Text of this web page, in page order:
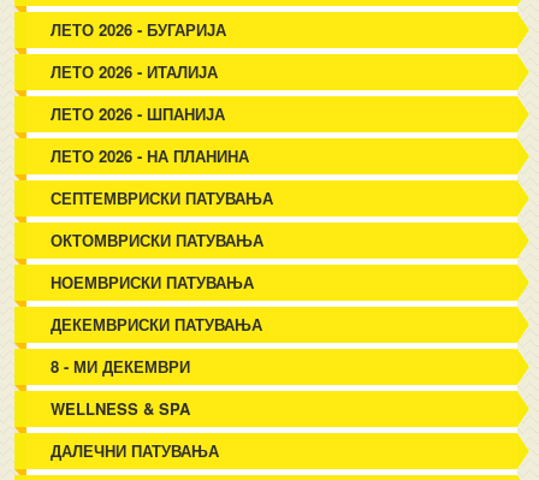
ЛЕТО 2026 - БУГАРИЈА
ЛЕТО 2026 - ИТАЛИЈА
ЛЕТО 2026 - ШПАНИЈА
ЛЕТО 2026 - НА ПЛАНИНА
СЕПТЕМВРИСКИ ПАТУВАЊА
ОКТОМВРИСКИ ПАТУВАЊА
НОЕМВРИСКИ ПАТУВАЊА
ДЕКЕМВРИСКИ ПАТУВАЊА
8 - МИ ДЕКЕМВРИ
WELLNESS & SPA
ДАЛЕЧНИ ПАТУВАЊА